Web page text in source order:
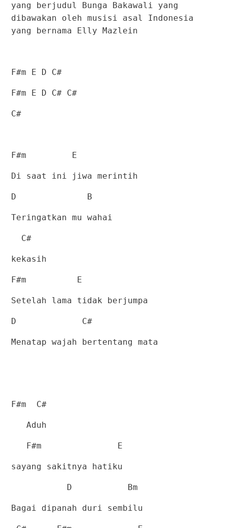
yang berjudul Bunga Bakawali yang
dibawakan oleh musisi asal Indonesia
yang bernama Elly Mazlein
F#m E D C#
F#m E D C# C#
C#
F#m E
Di saat ini jiwa merintih
D B
Teringatkan mu wahai
C#
kekasih
F#m E
Setelah lama tidak berjumpa
D C#
Menatap wajah bertentang mata
F#m C#
Aduh
F#m E
sayang sakitnya hatiku
D Bm
Bagai dipanah duri sembilu